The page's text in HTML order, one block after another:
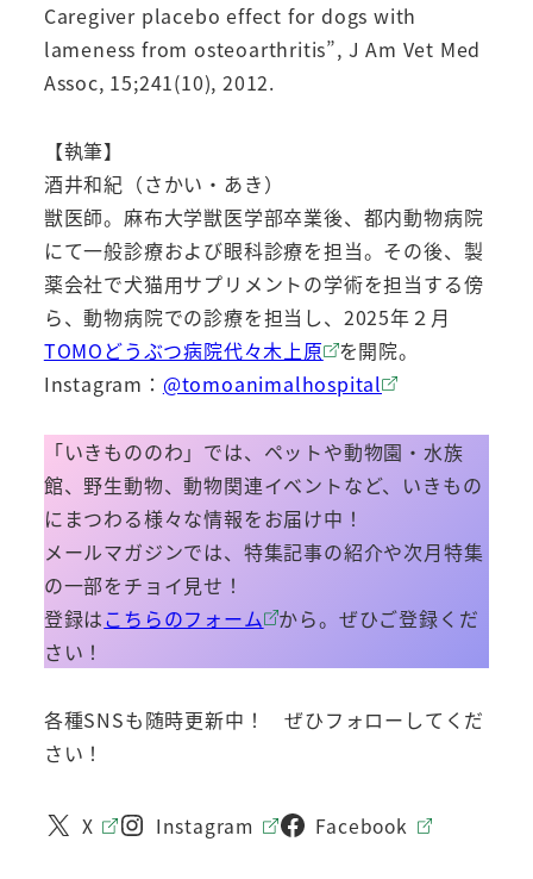
Caregiver placebo effect for dogs with
lameness from osteoarthritis”, J Am Vet Med
Assoc, 15;241(10), 2012.
【執筆】
酒井和紀（さかい・あき）
獣医師。麻布大学獣医学部卒業後、都内動物病院
にて一般診療および眼科診療を担当。その後、製
薬会社で犬猫用サプリメントの学術を担当する傍
ら、動物病院での診療を担当し、2025年２月
TOMOどうぶつ病院代々木上原
を開院。
Instagram： @tomoanimalhospital
「いきもののわ」では、ペットや動物園・水族
館、野生動物、動物関連イベントなど、いきもの
にまつわる様々な情報をお届け中！
メールマガジンでは、特集記事の紹介や次月特集
の一部をチョイ見せ！
登録はこちらのフォーム
から。ぜひご登録くだ
さい！
各種SNSも随時更新中！ ぜひフォローしてくだ
さい！
X Instagram Facebook